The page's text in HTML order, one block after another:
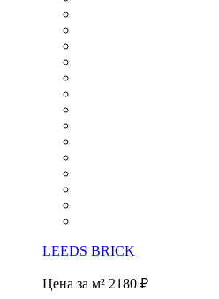
LEEDS BRICK
Цена за м² 2180 ₽